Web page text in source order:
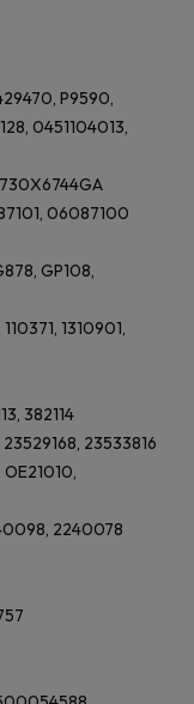
P9590,
0451104013,
06087100
GP108,
1310901,
382114
23533816
2240078